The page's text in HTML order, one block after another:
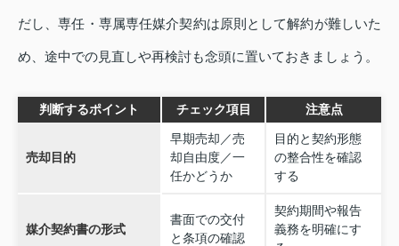
だし、専任・専属専任媒介契約は原則として解約が難しいた
め、途中での見直しや再検討も念頭に置いておきましょう。
判断するポイント チェック項目 注意点
売却目的
早期売却／売
却自由度／一
任かどうか
目的と契約形態
の整合性を確認
する
媒介契約書の形式
書面での交付
と条項の確認
契約期間や報告
義務を明確にす